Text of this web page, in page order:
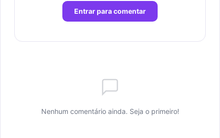
Entrar para comentar
Nenhum comentário ainda. Seja o primeiro!